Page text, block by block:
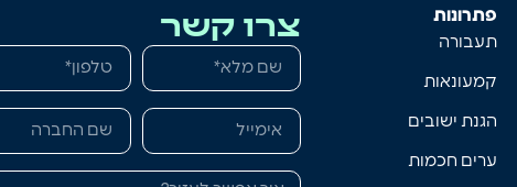
פתרונות
תעבורה
קמעונאות
הגנת ישובים
ערים חכמות
צרו קשר